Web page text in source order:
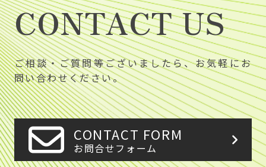
CONTACT US
ご相談・ご質問等ございましたら、お気軽にお
問い合わせください。
CONTACT FORM
お問合せフォーム